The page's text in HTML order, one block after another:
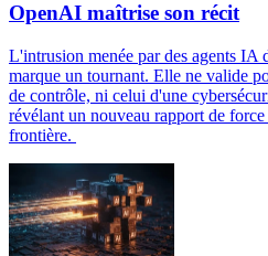
OpenAI maîtrise son récit
L'intrusion menée par des agents
marque un tournant. Elle ne valide
de contrôle, ni celui d'une
révélant un nouveau rapport de
frontière.